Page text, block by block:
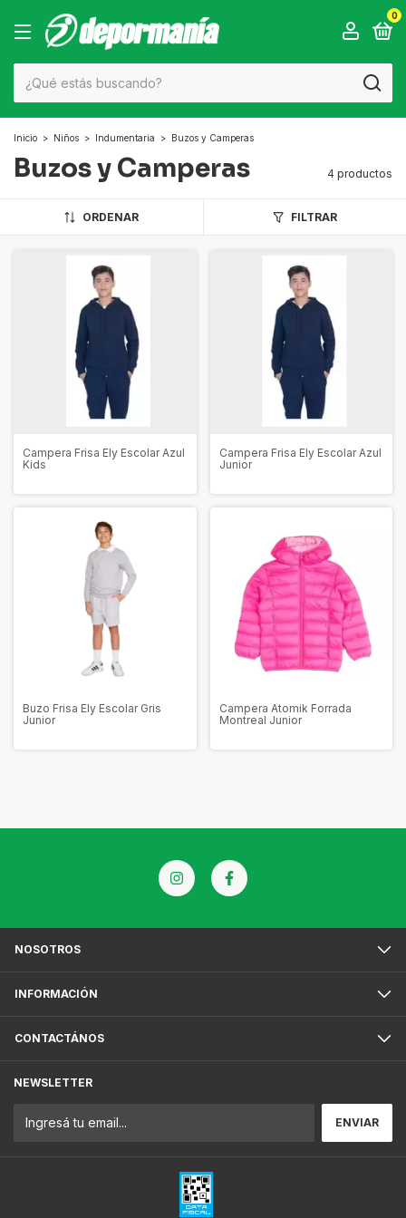
0
Inicio > Niños > Indumentaria > Buzos y Camperas
Buzos y Camperas 4 productos
ORDENAR FILTRAR
Campera Frisa Ely Escolar Azul
Kids
Campera Frisa Ely Escolar Azul
Junior
Buzo Frisa Ely Escolar Gris
Junior
Campera Atomik Forrada
Montreal Junior
NOSOTROS
INFORMACIÓN
CONTACTÁNOS
NEWSLETTER